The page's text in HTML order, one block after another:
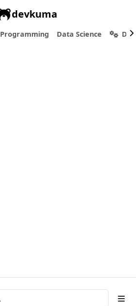
devkuma
Programming Data Science